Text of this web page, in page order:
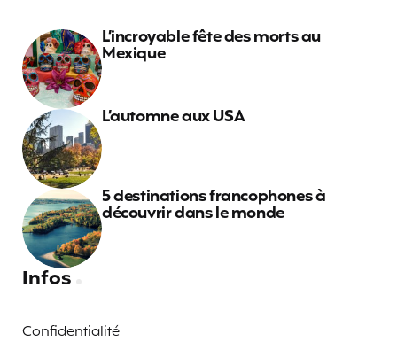
L’incroyable fête des morts au
Mexique
L’automne aux USA
5 destinations francophones à
découvrir dans le monde
Infos
Confidentialité